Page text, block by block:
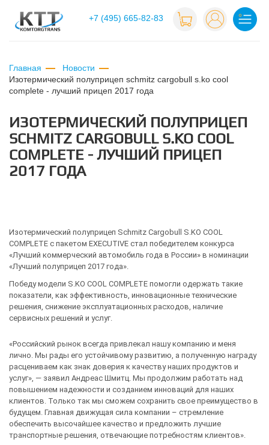
+7 (495) 665-82-83
Главная
Новости
изотермический полуприцеп schmitz cargobull s.ko cool
complete - лучший прицеп 2017 года
ИЗОТЕРМИЧЕСКИЙ ПОЛУПРИЦЕП
SCHMITZ CARGOBULL S.KO COOL
COMPLETE - ЛУЧШИЙ ПРИЦЕП
2017 ГОДА
Изотермический полуприцеп Schmitz Cargobull S.KO COOL
COMPLETE с пакетом EXECUTIVE стал победителем конкурса
«Лучший коммерческий автомобиль года в России» в номинации
«Лучший полуприцеп 2017 года».
Победу модели S.KO COOL COMPLETE помогли одержать такие
показатели, как эффективность, инновационные технические
решения, снижение эксплуатационных расходов, наличие
сервисных решений и услуг.
«Российский рынок всегда привлекал нашу компанию и меня
лично. Мы рады его устойчивому развитию, а полученную награду
расцениваем как знак доверия к качеству наших продуктов и
услуг», — заявил Андреас Шмитц. Мы продолжим работать над
повышением надежности и созданием инноваций для наших
клиентов. Только так мы сможем сохранить свое преимущество в
будущем. Главная движущая сила компании – стремление
обеспечить высочайшее качество и предложить лучшие
транспортные решения, отвечающие потребностям клиентов».